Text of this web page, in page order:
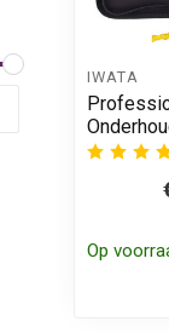
IWATA
Op